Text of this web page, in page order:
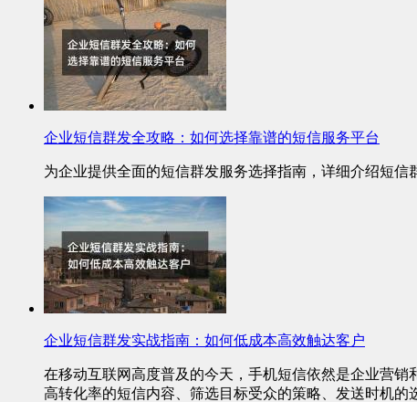
企业短信群发全攻略：如何选择靠谱的短信服务平台
为企业提供全面的短信群发服务选择指南，详细介绍短
企业短信群发实战指南：如何低成本高效触达客户
在移动互联网高度普及的今天，手机短信依然是企业营
高转化率的短信内容、筛选目标受众的策略、发送时机